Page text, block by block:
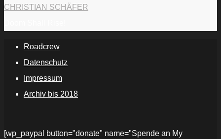
CHRISTIAN SCHÄFER
Roadcrew
Datenschutz
Impressum
Archiv bis 2018
[wp_paypal button="donate" name="Spende an My